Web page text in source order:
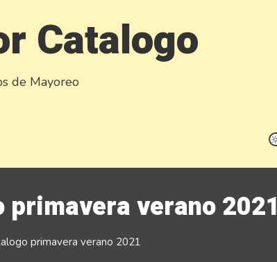
Catalogo
de Mayoreo
verano 2021
primavera verano 2021